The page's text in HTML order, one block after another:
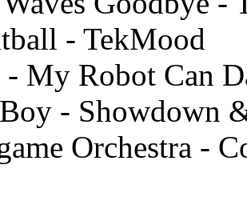
- TekMood
- My Robot Can
- Showdown
Orchestra -